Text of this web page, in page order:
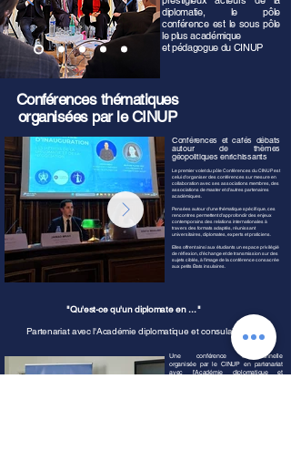
diplomatie, le pôle
conférence est le sous pôle
le plus académique
et pédagogue du CINUP
Conférences thématiques
organisées par le CINUP
Le premier volet du pôle Conférences du CINUP est
celui d'organiser des conférences sur mesure en
collaboration avec ses associations membres, des
associations de master et d'autres partenaires
académiques.
Pensées autour d'une thématique spécifique, ces
rencontres permettent d'approfondir des enjeux
contemporains des relations internationales à
travers des formats adaptés, réunissant
universitaires, diplomates, experts et praticiens.
Elles offrent ainsi aux étudiants un espace privilégié
de réflexion, d'échange et de transmission sur des
sujets ciblés, à l'image de la conférence consacrée
aux petits États insulaires.
Conférences et cafés débats
autour de thèmes
géopolitiques enrichissants
"Qu'est-ce qu'un diplomate en ... "
Partenariat avec l'Académie diplomatique et consulaire
Une conférence exceptionnelle
organisée par le CINUP en partenariat
avec l'Académie diplomatique et